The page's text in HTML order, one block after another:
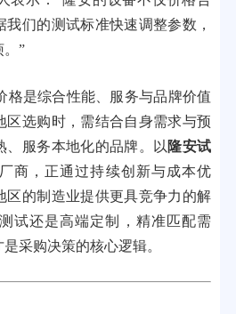
们的测试标准快速调整参数，
。”
格是综合性能、服务与品牌价值
区选购时，需结合自身需求与预
、服务本地化的品牌。以 隆安试
商，正通过持续创新与成本优
区的制造业提供更具竞争力的解
试还是高端定制，精准匹配需
采购决策的核心逻辑。